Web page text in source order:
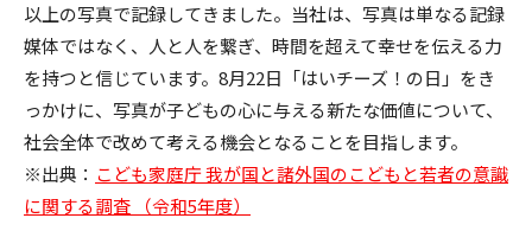
以上の写真で記録してきました。当社は、写真は単なる記録
媒体ではなく、人と人を繋ぎ、時間を超えて幸せを伝える力
を持つと信じています。8月22日「はいチーズ！の日」をき
っかけに、写真が子どもの心に与える新たな価値について、
社会全体で改めて考える機会となることを目指します。
※出典： こども家庭庁 我が国と諸外国のこどもと若者の意識
に関する調査 （令和5年度）